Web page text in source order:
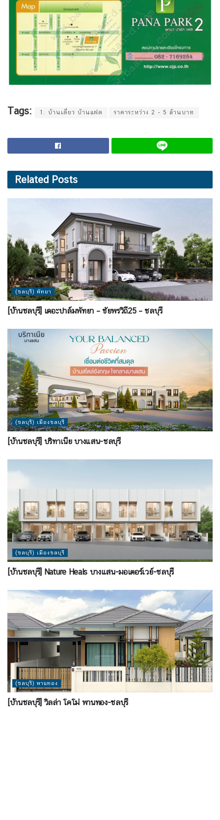
Tags: 1. บ้านเดี่ยว บ้านแฝด ราคาระหว่าง 2 - 5 ล้านบาท
Related Posts
(ชลบุรี) พัทยา
[บ้านชลบุรี] เดอะปาล์มพัทยา – ชัยพรวิถี25 – ชลบุรี
(ชลบุรี) เมืองชลบุรี
[บ้านชลบุรี] บริทาเนีย บางแสน-ชลบุรี
(ชลบุรี) เมืองชลบุรี
[บ้านชลบุรี] Nature Heals บางแสน-มอเตอร์เวย์-ชลบุรี
(ชลบุรี) พานทอง
[บ้านชลบุรี] วิลล่า โคโม่ พานทอง-ชลบุรี